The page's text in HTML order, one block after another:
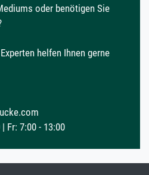
oder benötigen Sie
helfen Ihnen gerne
Fr: 7:00 - 13:00